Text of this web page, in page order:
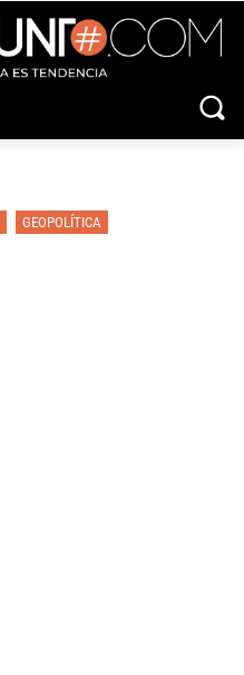
GEOPOLÍTICA